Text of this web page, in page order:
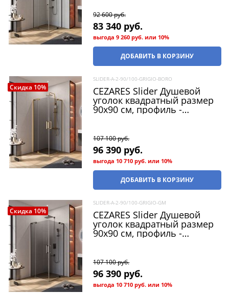
распашные
92 600 руб.
83 340 руб.
выгода9 260 руб. или 10%
ДОБАВИТЬ В КОРЗИНУ
Скидка 10%
SLIDER-A-2-90/100-GRIGIO-BORO
CEZARES Slider Душевой
уголок квадратный размер
90x90 см, профиль -
Распашная
107 100 руб.
96 390 руб.
выгода 10 710 руб. или 10%
ДОБАВИТЬ В КОРЗИНУ
Скидка 10%
SLIDER-A-2-90/100-GRIGIO-GM
CEZARES Slider Душевой
уголок квадратный размер
90x90 см, профиль -
107 100 руб.
96 390 руб.
выгода 10 710 руб. или 10%